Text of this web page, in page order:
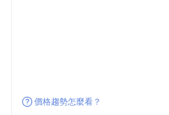
價格趨勢怎麼看？